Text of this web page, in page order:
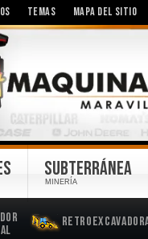
TEMAS MAPA DEL SITIO
SUBTERRÁNEA
MINERÍA